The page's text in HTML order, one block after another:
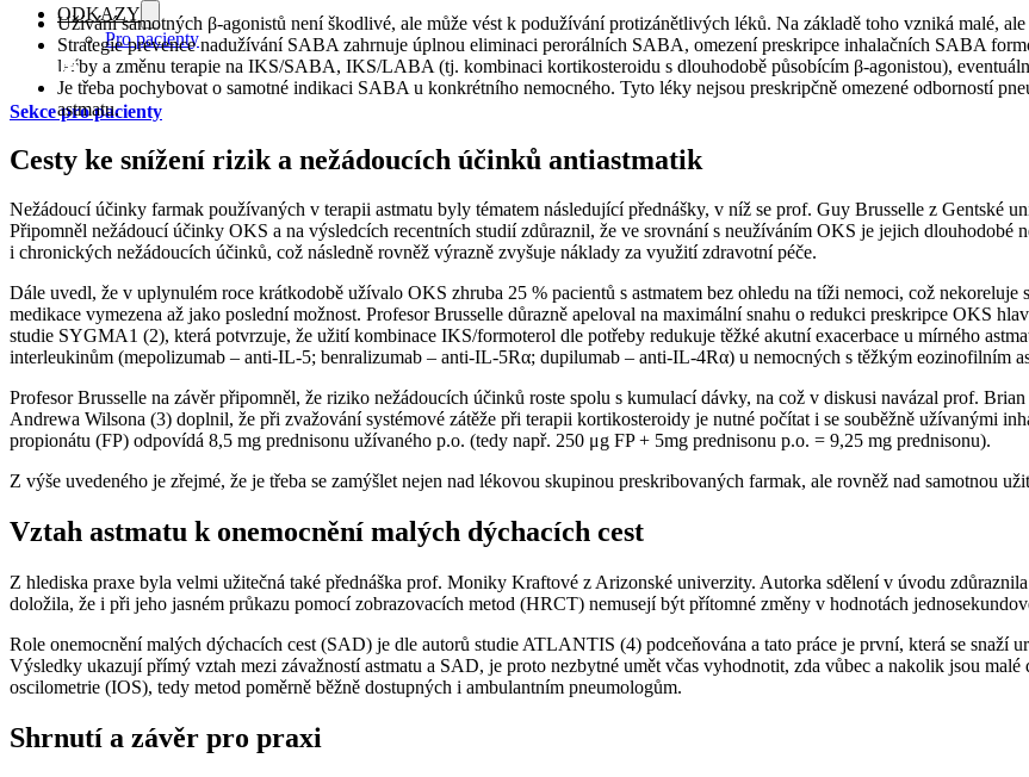
ODKAZY
Pro pacienty
🏠
Sekce pro pacienty
Užívání samotných β-agonistů není škodlivé, ale může vést k podužívání protizánětlivých léků. Na základě toho vzniká malé,
Strategie prevence nadužívání SABA zahrnuje úplnou eliminaci perorálních SABA, omezení preskripce inhalačních SABA
léčby a změnu terapie na IKS/SABA, IKS/LABA (tj. kombinaci kortikosteroidu s dlouhodobě působícím β-agonistou),
Je třeba pochybovat o samotné indikaci SABA u konkrétního nemocného. Tyto léky nejsou preskripčně omezené odborností
astmatu.
Cesty ke snížení rizik a nežádoucích účinků antiastmatik
Nežádoucí účinky farmak používaných v terapii astmatu byly tématem následující přednášky, v níž se prof. Guy Brusselle z Gentské
Připomněl nežádoucí účinky OKS a na výsledcích recentních studií zdůraznil, že ve srovnání s neužíváním OKS je jejich dlouhodobé
i chronických nežádoucích účinků, což následně rovněž výrazně zvyšuje náklady za využití zdravotní péče.
Dále uvedl, že v uplynulém roce krátkodobě užívalo OKS zhruba 25 % pacientů s astmatem bez ohledu na tíži nemoci, což
medikace vymezena až jako poslední možnost. Profesor Brusselle důrazně apeloval na maximální snahu o redukci preskripce OKS
studie SYGMA1 (2), která potvrzuje, že užití kombinace IKS/formoterol dle potřeby redukuje těžké akutní exacerbace u mírného
interleukinům (mepolizumab – anti-IL-5; benralizumab – anti-IL-5Rα; dupilumab – anti-IL-4Rα) u nemocných s těžkým eozinofilním
Profesor Brusselle na závěr připomněl, že riziko nežádoucích účinků roste spolu s kumulací dávky, na což v diskusi navázal prof.
Andrewa Wilsona (3) doplnil, že při zvažování systémové zátěže při terapii kortikosteroidy je nutné počítat i se souběžně užívanými
propionátu (FP) odpovídá 8,5 mg prednisonu užívaného p.o. (tedy např. 250 μg FP + 5mg prednisonu p.o. = 9,25 mg prednisonu).
Z výše uvedeného je zřejmé, že je třeba se zamýšlet nejen nad lékovou skupinou preskribovaných farmak, ale rovněž nad samotnou
Vztah astmatu k onemocnění malých dýchacích cest
Z hlediska praxe byla velmi užitečná také přednáška prof. Moniky Kraftové z Arizonské univerzity. Autorka sdělení v úvodu
doložila, že i při jeho jasném průkazu pomocí zobrazovacích metod (HRCT) nemusejí být přítomné změny v hodnotách
Role onemocnění malých dýchacích cest (SAD) je dle autorů studie ATLANTIS (4) podceňována a tato práce je první, která se snaží
Výsledky ukazují přímý vztah mezi závažností astmatu a SAD, je proto nezbytné umět včas vyhodnotit, zda vůbec a nakolik jsou
oscilometrie (IOS), tedy metod poměrně běžně dostupných i ambulantním pneumologům.
Shrnutí a závěr pro praxi